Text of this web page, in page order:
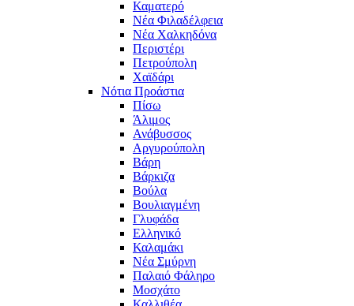
Καματερό
Νέα Φιλαδέλφεια
Νέα Χαλκηδόνα
Περιστέρι
Πετρούπολη
Χαϊδάρι
Νότια Προάστια
Πίσω
Άλιμος
Ανάβυσσος
Αργυρούπολη
Βάρη
Βάρκιζα
Βούλα
Βουλιαγμένη
Γλυφάδα
Ελληνικό
Καλαμάκι
Νέα Σμύρνη
Παλαιό Φάληρο
Μοσχάτο